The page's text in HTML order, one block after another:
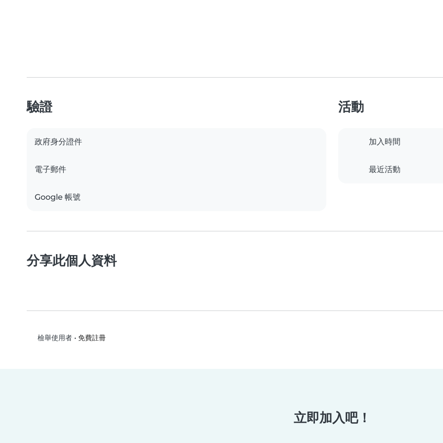
驗證
政府身分證件
電子郵件
Google 帳號
活動
加入時間
最近活動
分享此個人資料
檢舉使用者• 免費註冊
立即加入吧！